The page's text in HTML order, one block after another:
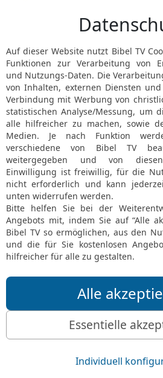
15
16
17
auf
Möchtest du uns
Bewertung der Bibelthek